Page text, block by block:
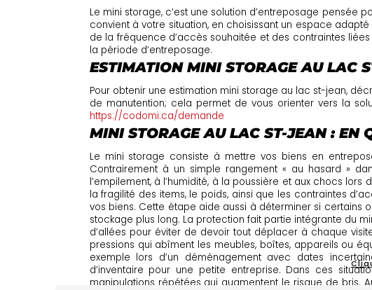
Le mini storage, c’est une solution d’entreposage pensée
convient à votre situation, en choisissant un espace
de la fréquence d’accès souhaitée et des contraintes
la période d’entreposage.
ESTIMATION MINI STORAGE AU LAC
Pour obtenir une estimation mini storage au lac st-jean,
de manutention; cela permet de vous orienter vers la
https://codomi.ca/demande
MINI STORAGE AU LAC ST-JEAN : EN
Le mini storage consiste à mettre vos biens en
Contrairement à un simple rangement « au hasard »
l’empilement, à l’humidité, à la poussière et aux chocs
la fragilité des items, le poids, ainsi que les contraintes
vos biens. Cette étape aide aussi à déterminer si certains
stockage plus long. La protection fait partie intégrante du
d’allées pour éviter de devoir tout déplacer à chaque
pressions qui abîment les meubles, boîtes, appareils ou
exemple lors d’un déménagement avec dates
d’inventaire pour une petite entreprise. Dans ces
manipulations répétées qui augmentent le risque de bris.